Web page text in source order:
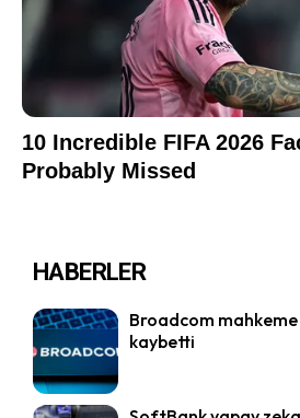
HABERLER
Broadcom
kaybetti